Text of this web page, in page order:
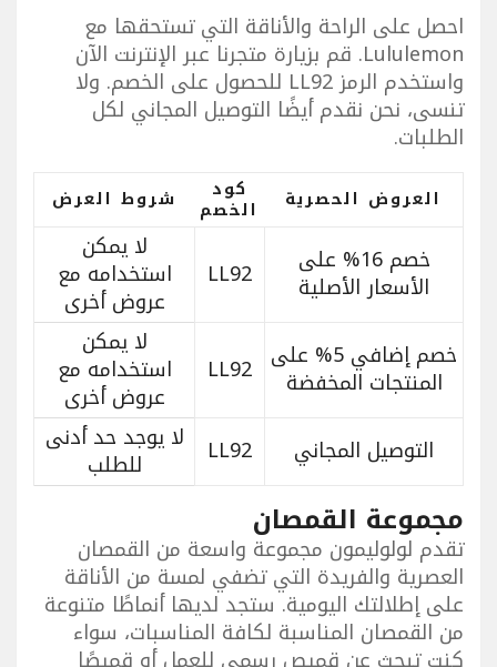
احصل على الراحة والأناقة التي تستحقها مع
Lululemon. قم بزيارة متجرنا عبر الإنترنت الآن
واستخدم الرمز LL92 للحصول على الخصم. ولا
تنسى، نحن نقدم أيضًا التوصيل المجاني لكل
الطلبات.
العروض الحصرية كود
الخصم شروط العرض
خصم 16% على
الأسعار الأصلية LL92
لا يمكن
استخدامه مع
عروض أخرى
خصم إضافي 5% على
المنتجات المخفضة LL92
لا يمكن
استخدامه مع
عروض أخرى
التوصيل المجاني
LL92 لا يوجد حد أدنى
للطلب
مجموعة القمصان
تقدم لولوليمون مجموعة واسعة من القمصان
العصرية والفريدة التي تضفي لمسة من الأناقة
على إطلالتك اليومية. ستجد لديها أنماطًا متنوعة
من القمصان المناسبة لكافة المناسبات، سواء